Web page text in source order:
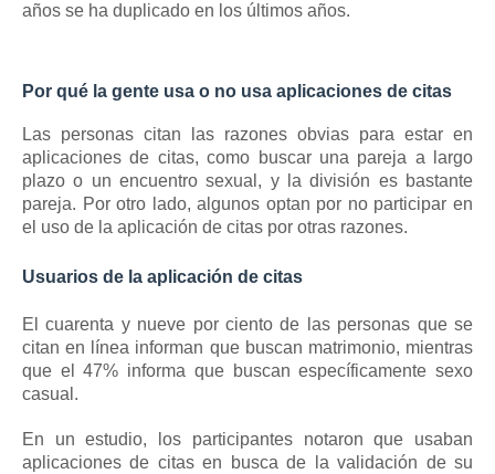
años se ha duplicado en los últimos años.
Por qué la gente usa o no usa aplicaciones de citas
Las personas citan las razones obvias para estar en
aplicaciones de citas, como buscar una pareja a largo
plazo o un encuentro sexual, y la división es bastante
pareja. Por otro lado, algunos optan por no participar en
el uso de la aplicación de citas por otras razones.
Usuarios de la aplicación de citas
El cuarenta y nueve por ciento de las personas que se
citan en línea informan que buscan matrimonio, mientras
que el 47% informa que buscan específicamente sexo
casual.
En un estudio, los participantes notaron que usaban
aplicaciones de citas en busca de la validación de su